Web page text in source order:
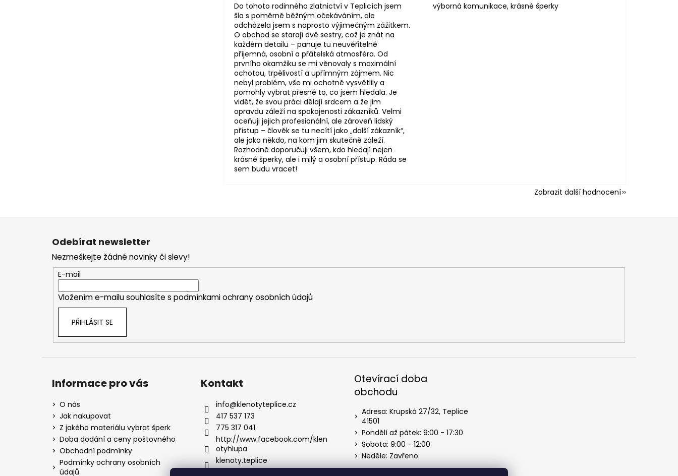
Do tohoto rodinného zlatnictví v Teplicích jsem
šla s poměrně běžným očekáváním, ale
odcházela jsem s naprosto výjimečným zážitkem.
O obchod se starají dvě sestry, což je znát na
každém detailu – panuje tu neuvěřitelně
příjemná, osobní a přátelská atmosféra. Od
prvního okamžiku se mi věnovaly s maximální
ochotou, trpělivostí a upřímným zájmem. Nic
nebyl problém, vše mi ochotně vysvětlily a
pomohly vybrat přesně to, co jsem hledala. Je
vidět, že svou práci dělají srdcem a že jim
opravdu záleží na spokojenosti zákazníků. Velmi
oceňuji jejich profesionální, ale zároveň lidský
přístup – člověk se tu necítí jako „další zákazník“,
ale jako někdo, na kom jim skutečně záleží.
Rozhodně doporučuji všem, kdo hledají nejen
krásné šperky, ale i milý a osobní přístup. Ráda se
sem budu vracet!
výborná komunikace, krásné šperky
Zobrazit další hodnocení
Z
Odebírat newsletter
Nezmeškejte žádné novinky či slevy!
E-mail
Vložením e-mailu souhlasíte s podmínkami ochrany osobních údajů
PŘIHLÁSIT SE
Informace pro vás
O nás
Jak nakupovat
Z jakého materiálu vybrat šperk
Doba dodání a ceny poštovného
Obchodní podmínky
Podmínky ochrany osobních
údajů
Kontakt
info@klenotyteplice.cz
417 537 173
775 317 041
http://www.facebook.com/klen
otyhlupa
klenoty.teplice
Otevírací doba
obchodu
Adresa: Krupská 27/32, Teplice
41501
Pondělí až pátek: 9:00 - 17:30
Sobota: 9:00 - 12:00
Neděle: Zavřeno